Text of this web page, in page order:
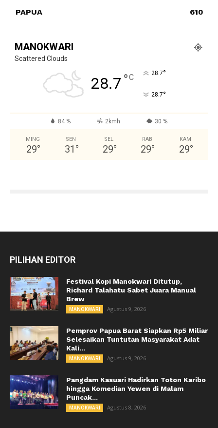
PAPUA
610
MANOKWARI
Scattered Clouds
28.7 °C 28.7°
28.7°
84 % 2kmh 30 %
MING
29°
SEN
31 °
SEL
29°
RAB
29°
KAM
29°
PILIHAN EDITOR
Festival Kopi Manokwari Ditutup,
Richard Talahatu Sabet Juara Manual
Brew
MANOKWARI Agustus 9, 2026
Pemprov Papua Barat Siapkan Rp5 Miliar
Selesaikan Tuntutan Masyarakat Adat
Kali...
MANOKWARI Agustus 9, 2026
Pangdam Kasuari Hadirkan Toton Karibo
hingga Komedian Yewen di Malam
Puncak...
MANOKWARI Agustus 8, 2026